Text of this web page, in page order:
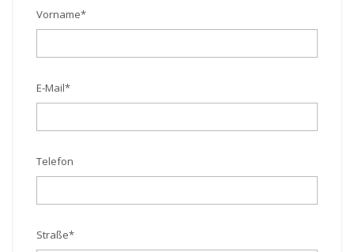
Vorname*
E-Mail*
Telefon
Straße*